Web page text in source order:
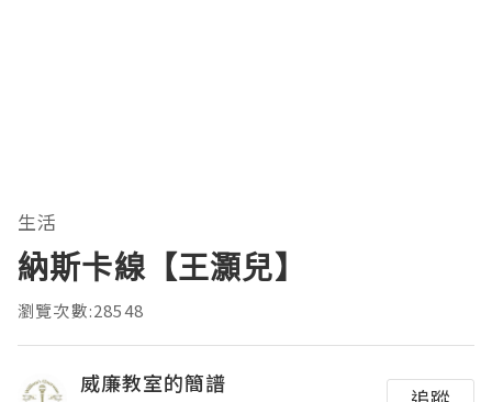
生活
納斯卡線【王灝兒】
瀏覽次數:28548
威廉教室的簡譜